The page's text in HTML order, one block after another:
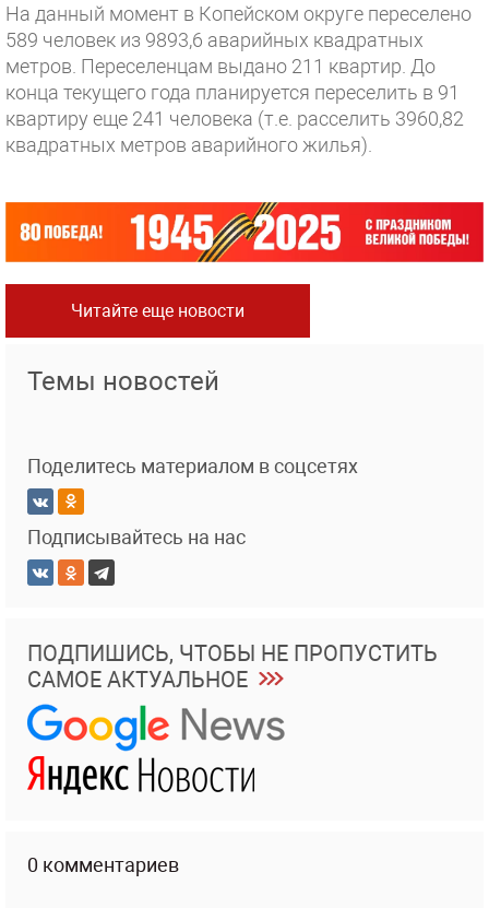
На данный момент в Копейском округе переселено
589 человек из 9893,6 аварийных квадратных
метров. Переселенцам выдано 211 квартир. До
конца текущего года планируется переселить в 91
квартиру еще 241 человека (т.е. расселить 3960,82
квадратных метров аварийного жилья).
Читайте еще новости
Темы новостей
Поделитесь материалом в соцсетях
Подписывайтесь на нас
ПОДПИШИСЬ, ЧТОБЫ НЕ ПРОПУСТИТЬ
САМОЕ АКТУАЛЬНОЕ
0 комментариев